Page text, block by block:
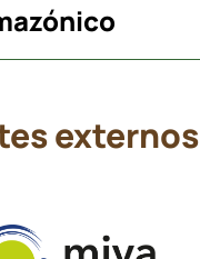
externos